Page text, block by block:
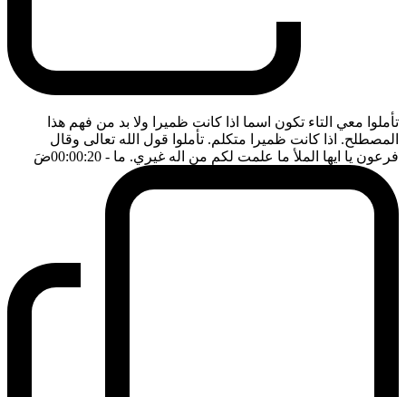
تأملوا معي التاء تكون اسما اذا كانت ظميرا ولا بد من فهم هذا
المصطلح. اذا كانت ظميرا متكلم. تأملوا قول الله تعالى وقال
فرعون يا ايها الملأ ما علمت لكم من اله غيري. ما - 00:00:20 ضَ